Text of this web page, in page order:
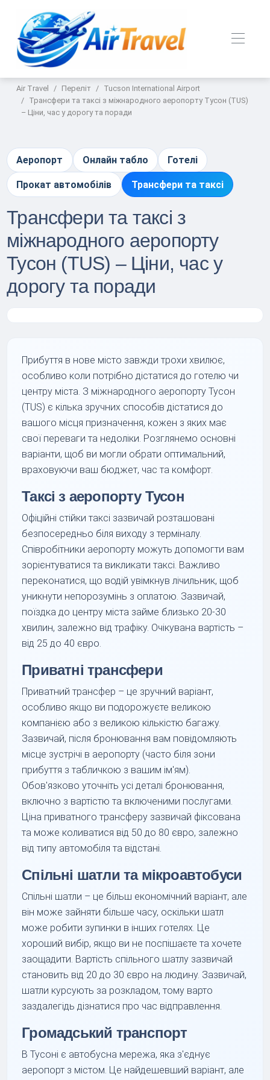
Air Travel Переліт
Tucson International Airport
Трансфери та таксі з міжнародного аеропорту Тусон (TUS)
– Ціни, час у дорогу та поради
Аеропорт Онлайн табло Готелі
Прокат автомобілів Трансфери та таксі
Трансфери та таксі з
міжнародного аеропорту
Тусон (TUS) – Ціни, час у
дорогу та поради
Прибуття в нове місто завжди трохи хвилює,
особливо коли потрібно дістатися до готелю чи
центру міста. З міжнародного аеропорту Тусон
(TUS) є кілька зручних способів дістатися до
вашого місця призначення, кожен з яких має
свої переваги та недоліки. Розглянемо основні
варіанти, щоб ви могли обрати оптимальний,
враховуючи ваш бюджет, час та комфорт.
Таксі з аеропорту Тусон
Офіційні стійки таксі зазвичай розташовані
безпосередньо біля виходу з терміналу.
Співробітники аеропорту можуть допомогти вам
зорієнтуватися та викликати таксі. Важливо
переконатися, що водій увімкнув лічильник, щоб
уникнути непорозумінь з оплатою. Зазвичай,
поїздка до центру міста займе близько 20-30
хвилин, залежно від трафіку. Очікувана вартість –
від 25 до 40 євро.
Приватні трансфери
Приватний трансфер – це зручний варіант,
особливо якщо ви подорожуєте великою
компанією або з великою кількістю багажу.
Зазвичай, після бронювання вам повідомляють
місце зустрічі в аеропорту (часто біля зони
прибуття з табличкою з вашим ім'ям).
Обов'язково уточніть усі деталі бронювання,
включно з вартістю та включеними послугами.
Ціна приватного трансферу зазвичай фіксована
та може коливатися від 50 до 80 євро, залежно
від типу автомобіля та відстані.
Спільні шатли та мікроавтобуси
Спільні шатли – це більш економічний варіант, але
він може зайняти більше часу, оскільки шатл
може робити зупинки в інших готелях. Це
хороший вибір, якщо ви не поспішаєте та хочете
заощадити. Вартість спільного шатлу зазвичай
становить від 20 до 30 євро на людину. Зазвичай,
шатли курсують за розкладом, тому варто
заздалегідь дізнатися про час відправлення.
Громадський транспорт
В Тусоні є автобусна мережа, яка з'єднує
аеропорт з містом. Це найдешевший варіант, але